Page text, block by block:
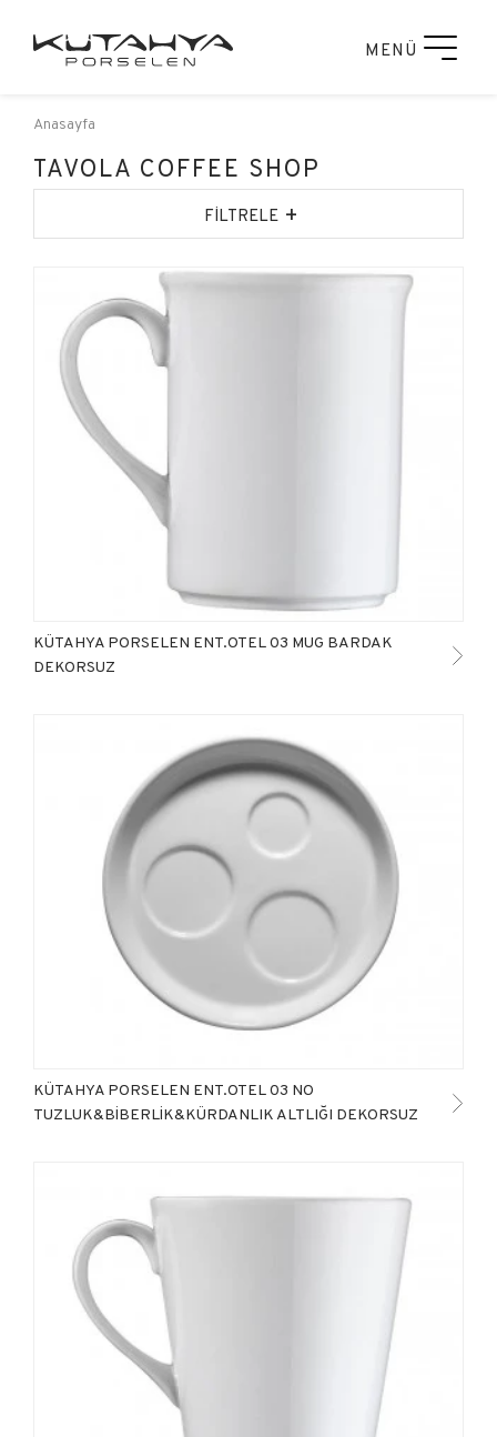
MENÜ
Anasayfa
TAVOLA COFFEE SHOP
FİLTRELE +
KÜTAHYA PORSELEN ENT.OTEL 03 MUG BARDAK
DEKORSUZ
KÜTAHYA PORSELEN ENT.OTEL 03 NO
TUZLUK&BİBERLİK&KÜRDANLIK ALTLIĞI DEKORSUZ